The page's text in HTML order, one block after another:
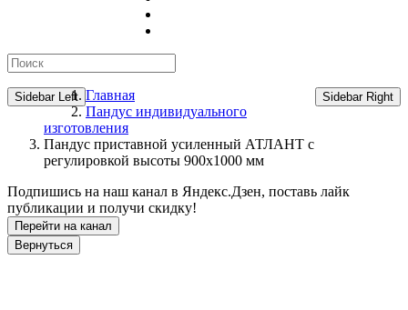
Sidebar Left Sidebar Right
Главная
Пандус индивидуального
изготовления
Пандус приставной усиленный АТЛАНТ с
регулировкой высоты 900х1000 мм
Подпишись на наш канал в Яндекс.Дзен, поставь лайк
публикации и получи скидку!